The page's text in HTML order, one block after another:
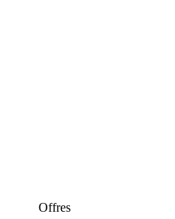
Offres